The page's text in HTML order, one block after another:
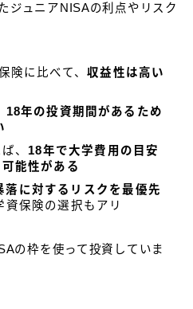
ジュニアNISAの利点やリスク
険に比べて、収益性は高い
18年の投資期間があるため
、 18年で大学費用の目安
能性がある
落に対するリスクを最優先
資保険の選択もアリ
の枠を使って投資していま